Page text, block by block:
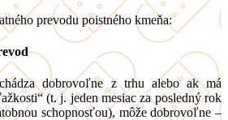
prevodu poistného kmeňa:
dobrovoľne z trhu alebo ak má
(t. j. jeden mesiac za posledný rok
schopnosťou), môže dobrovoľne –